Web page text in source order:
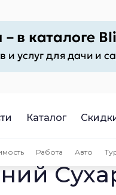
Каталог
Работа Авто